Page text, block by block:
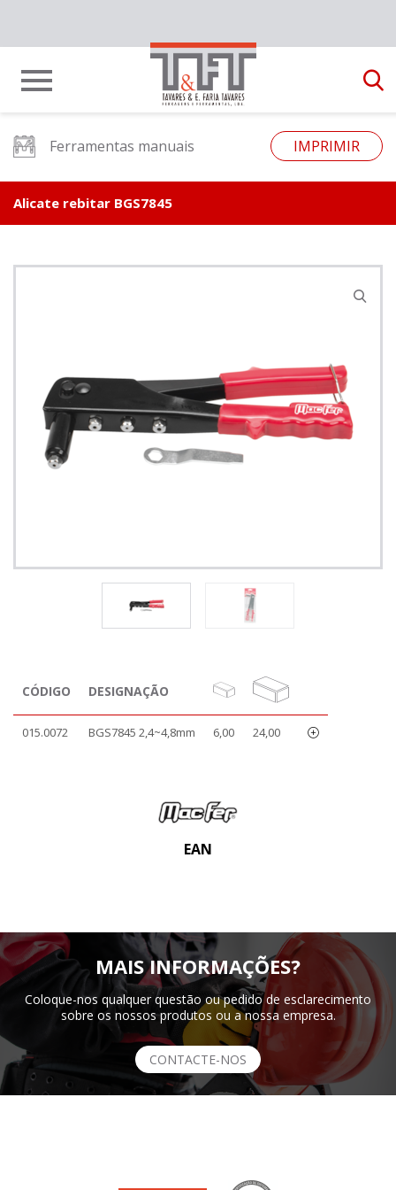
Ferramentas manuais IMPRIMIR
Alicate rebitar BGS7845
CÓDIGO DESIGNAÇÃO
015.0072 BGS7845 2,4~4,8mm 6,00 24,00
EAN
MAIS INFORMAÇÕES?
Coloque-nos qualquer questão ou pedido de esclarecimento
sobre os nossos produtos ou a nossa empresa.
CONTACTE-NOS